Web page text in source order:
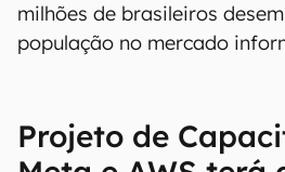
milhões de brasileiros
população no mercado
Projeto de